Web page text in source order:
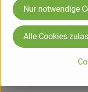
gezielt so angebaut,
deshalb kann die
Schale, verwendet
Nur notwendige
Alle Cookies